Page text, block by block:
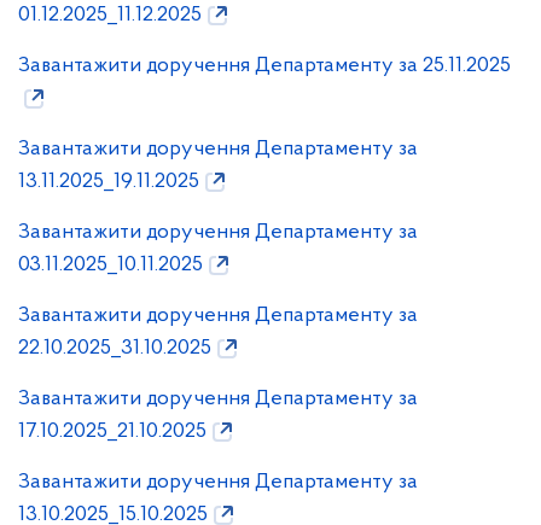
01.12.2025_11.12.2025
Завантажити доручення Департаменту за 25.11.2025
Завантажити доручення Департаменту за
13.11.2025_19.11.2025
Завантажити доручення Департаменту за
03.11.2025_10.11.2025
Завантажити доручення Департаменту за
22.10.2025_31.10.2025
Завантажити доручення Департаменту за
17.10.2025_21.10.2025
Завантажити доручення Департаменту за
13.10.2025_15.10.2025